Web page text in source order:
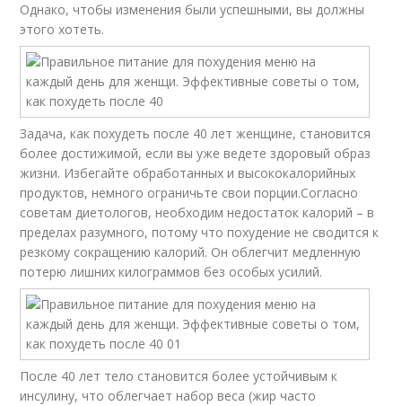
Однако, чтобы изменения были успешными, вы должны
этого хотеть.
Задача, как похудеть после 40 лет женщине, становится
более достижимой, если вы уже ведете здоровый образ
жизни. Избегайте обработанных и высококалорийных
продуктов, немного ограничьте свои порции.Согласно
советам диетологов, необходим недостаток калорий – в
пределах разумного, потому что похудение не сводится к
резкому сокращению калорий. Он облегчит медленную
потерю лишних килограммов без особых усилий.
После 40 лет тело становится более устойчивым к
инсулину, что облегчает набор веса (жир часто